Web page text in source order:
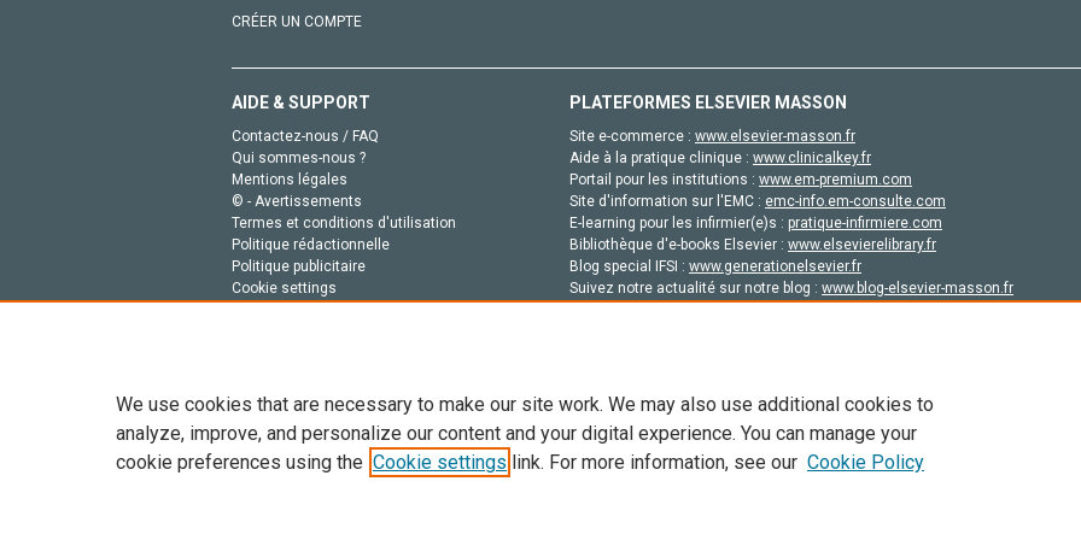
CRÉER UN COMPTE
AIDE & SUPPORT
Contactez-nous / FAQ
Qui sommes-nous ?
Mentions légales
© - Avertissements
Termes et conditions d'utilisation
Politique rédactionnelle
Politique publicitaire
Cookie settings
PLATEFORMES ELSEVIER MASSON
Site e-commerce : www.elsevier-masson.fr
Aide à la pratique clinique : www.clinicalkey.fr
Portail pour les institutions : www.em-premium.com
Site d'information sur l'EMC : emc-info.em-consulte.com
E-learning pour les infirmier(e)s : pratique-infirmiere.com
Bibliothèque d'e-books Elsevier : www.elsevierelibrary.fr
Blog special IFSI : www.generationelsevier.fr
Suivez notre actualité sur notre blog : www.blog-elsevier-masson.fr
Tout le contenu de ce site: Copyright © 2026 Elsevier, ses concédants de licence et ses contributeurs. Tout les droits sont réservés,
de données, a la formation en IA et aux technologies similaires. Pour tout contenu en libre accès, les conditions de licence
We use cookies that are necessary to make our site work. We may also use additional cookies to
analyze, improve, and personalize our content and your digital experience. You can manage your
cookie preferences using the Cookie settings link. For more information, see our Cookie Policy